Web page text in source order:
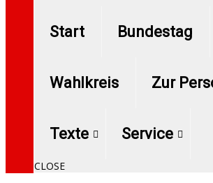
Start Bundestag
Wahlkreis Zur
Texte Service
CLOSE